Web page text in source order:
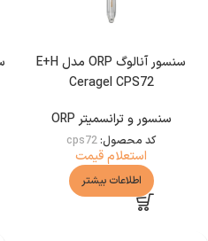
سنسور آنالوگ ORP مدل E+H
Ceragel CPS72
سنسور و ترانسمیتر ORP
کد محصول:cps72
استعلام قیمت
اطلاعات بیشتر